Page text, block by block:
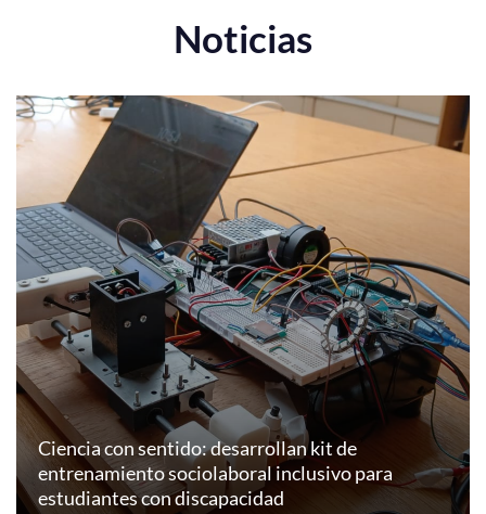
Noticias
Ciencia con sentido: desarrollan kit de
entrenamiento sociolaboral inclusivo para
estudiantes con discapacidad